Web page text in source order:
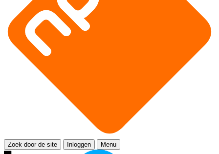
Zoek door de site Inloggen Menu